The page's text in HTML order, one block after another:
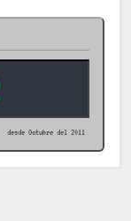
desde Octubre del 2011